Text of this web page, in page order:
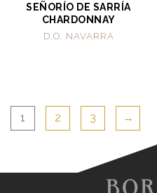
SEÑORÍO DE SARRÍA
CHARDONNAY
D.O. NAVARRA
1 2 3 →